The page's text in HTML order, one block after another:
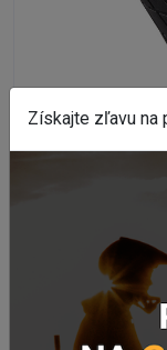
Gripy
Získajte zľavu na